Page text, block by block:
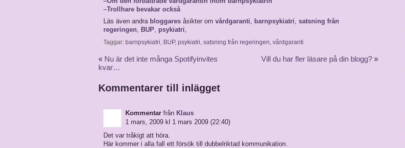
–Trollhare bevakar också
Läs även andra bloggares åsikter om vårdgaranti, barnpsykiatri, satsning från
regeringen, BUP, psykiatri,
Taggar: barnpsykiatri, BUP, psykiatri, satsning från regeringen, vårdgaranti
« Nu är det inte många Spotifyinvites
kvar…
Vill du har fler läsare på din blogg? »
Kommentarer till inlägget
Kommentar från Klaus
1 mars, 2009 kl 1 mars 2009 (22:40)
Det var tråkigt att höra.
Här kommer i alla fall ett försök till dubbelriktad kommunikation.